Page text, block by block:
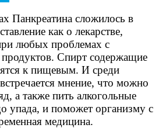
Панкреатина сложилось в
как о лекарстве,
любых проблемах с
Спирт содержащие
к пищевым. И среди
мнение, что можно
а также пить алкогольные
упада, и поможет организму с
медицина.